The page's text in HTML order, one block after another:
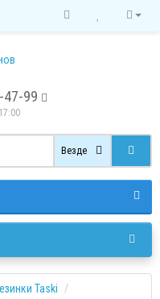
47-99
Везде
Taski